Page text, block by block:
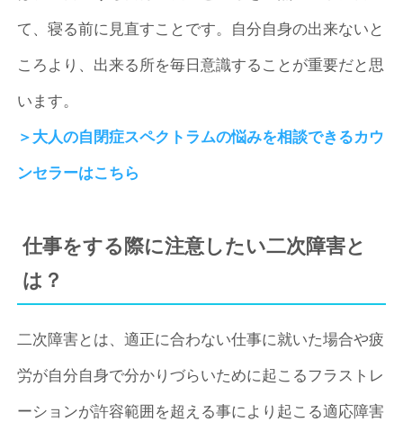
て、寝る前に見直すことです。自分自身の出来ないと
ころより、出来る所を毎日意識することが重要だと思
います。
＞大人の自閉症スペクトラムの悩みを相談できるカウ
ンセラーはこちら
仕事をする際に注意したい二次障害と
は？
二次障害とは、適正に合わない仕事に就いた場合や疲
労が自分自身で分かりづらいために起こるフラストレ
ーションが許容範囲を超える事により起こる適応障害